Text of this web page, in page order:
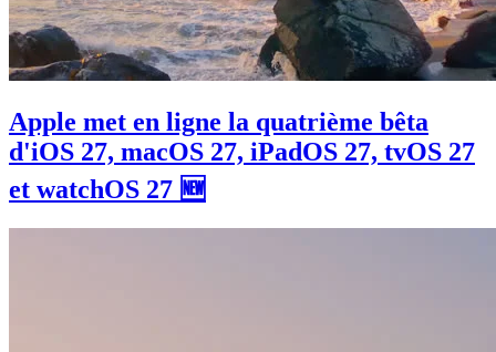
Apple met en ligne la quatrième bêta
d'iOS 27, macOS 27, iPadOS 27, tvOS 27
et watchOS 27 🆕